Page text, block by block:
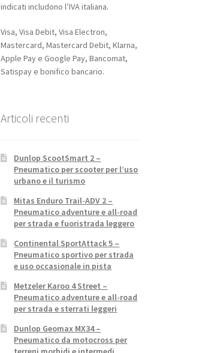
indicati includono l’IVA italiana.
Visa, Visa Debit, Visa Electron,
Mastercard, Mastercard Debit, Klarna,
Apple Pay e Google Pay, Bancomat,
Satispay e bonifico bancario.
Articoli recenti
Dunlop ScootSmart 2 –
Pneumatico per scooter per l’uso
urbano e il turismo
Mitas Enduro Trail-ADV 2 –
Pneumatico adventure e all-road
per strada e fuoristrada leggero
Continental SportAttack 5 –
Pneumatico sportivo per strada
e uso occasionale in pista
Metzeler Karoo 4 Street –
Pneumatico adventure e all-road
per strada e sterrati leggeri
Dunlop Geomax MX34 –
Pneumatico da motocross per